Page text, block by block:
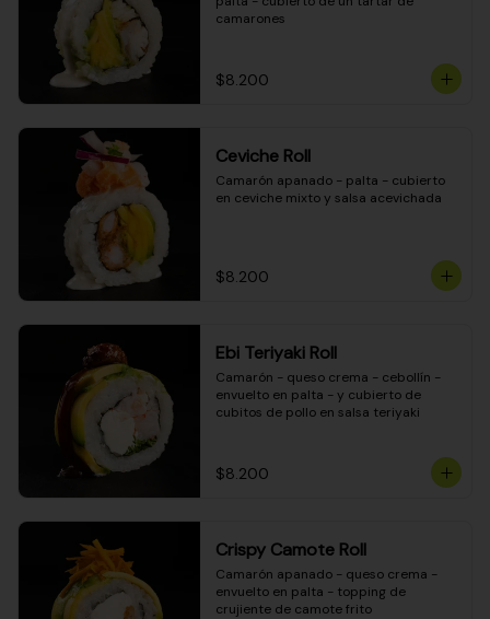
camarones
$8.200
Ceviche Roll
Camarón apanado - palta - cubierto
en ceviche mixto y salsa acevichada
$8.200
Ebi Teriyaki Roll
Camarón - queso crema - cebollín -
envuelto en palta - y cubierto de
cubitos de pollo en salsa teriyaki
$8.200
Crispy Camote Roll
Camarón apanado - queso crema -
envuelto en palta - topping de
crujiente de camote frito